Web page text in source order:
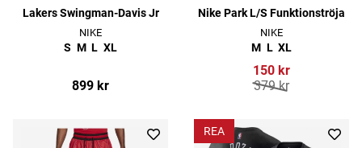
Lakers Swingman-Davis Jr
NIKE
S M L XL
899 kr
Nike Park L/S Funktionströja
NIKE
M L XL
150 kr
379 kr
REA